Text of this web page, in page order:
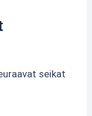
seikat